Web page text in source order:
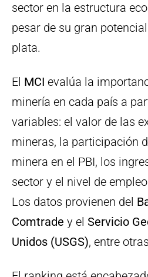
sector en la estructura
pesar de su gran
plata.
El MCI evalúa la
minería en cada país a
variables: el valor de las
mineras, la participación
minera en el PBI, los
sector y el nivel de
Los datos provienen del
Comtrade y el Servicio
Unidos (USGS), entre